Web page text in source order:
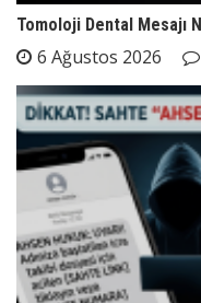
Tomoloji Dental Mesajı
6 Ağustos 2026